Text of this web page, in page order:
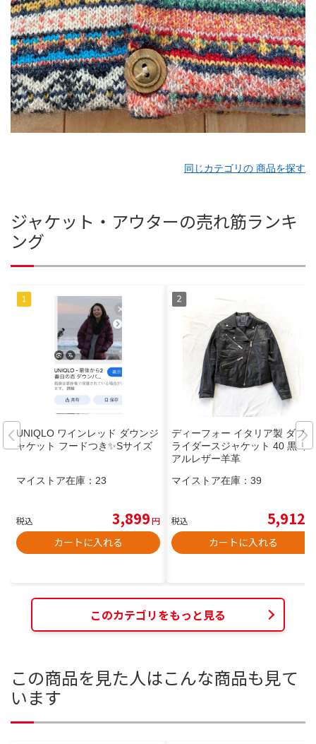
同じカテゴリの 商品を探す
ジャケット・アウターの売れ筋ランキ
ング
UNIQLO ワインレッド ダウンジ
ャケット フードつき✨Sサイズ
マイストア在庫： 23
税込 3,899円
カートに入れる
ディーフォー イタリア製 ダブル
ライダースジャケット 40 黒 リ
アルレザー羊革
マイストア在庫： 39
税込 5,912
カートに入れる
このカテゴリをもっと見る
この商品を見た人はこんな商品も見て
います